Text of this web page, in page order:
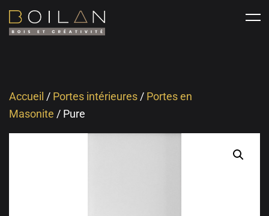
Accueil / Portes intérieures / Portes en
Masonite / Pure